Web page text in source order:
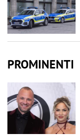
PROMINENTI